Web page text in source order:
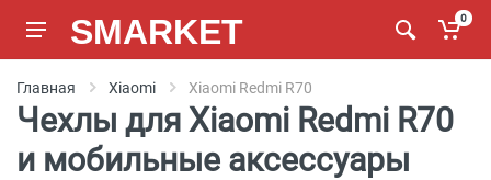
SMARKET 0
Главная Xiaomi Xiaomi Redmi R70
Чехлы для Xiaomi Redmi R70
и мобильные аксессуары